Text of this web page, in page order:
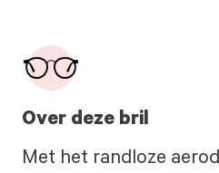
Over deze bril
Met het randloze